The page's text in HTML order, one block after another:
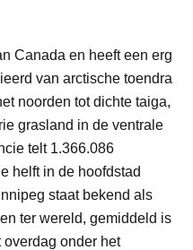
Canada en heeft een erg
van arctische toendra
noorden tot dichte taiga,
grasland in de ventrale
telt 1.366.086
helft in de hoofdstad
staat bekend als
ter wereld, gemiddeld is
overdag onder het